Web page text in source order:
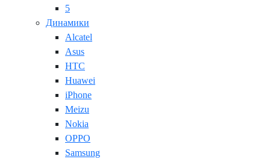
5
Динамики
Alcatel
Asus
HTC
Huawei
iPhone
Meizu
Nokia
OPPO
Samsung